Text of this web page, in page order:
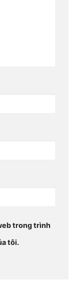
trong trình
tôi.